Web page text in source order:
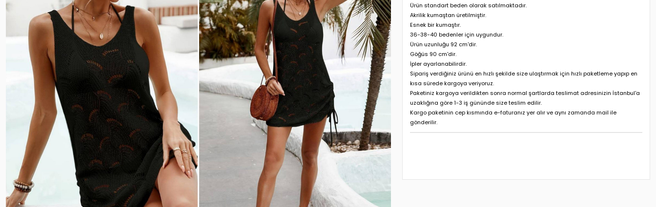
Ürün standart beden olarak satılmaktadır.
Akrilik kumaştan üretilmiştir.
Esnek bir kumaştır.
36-38-40 bedenler için uygundur.
Ürün uzunluğu 92 cm'dir.
Göğüs 90 cm'dir.
İpler ayarlanabilirdir.
Sipariş verdiğiniz ürünü en hızlı şekilde size ulaştırmak için hızlı paketleme yapıp en
kısa sürede kargoya veriyoruz.
Paketiniz kargoya verildikten sonra normal şartlarda teslimat adresinizin İstanbul'a
uzaklığına göre 1-3 iş gününde size teslim edilir.
Kargo paketinin cep kısmında e-faturanız yer alır ve aynı zamanda mail ile
gönderilir.